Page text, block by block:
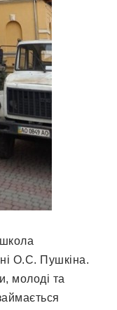
О.С. Пушкіна.
молоді та